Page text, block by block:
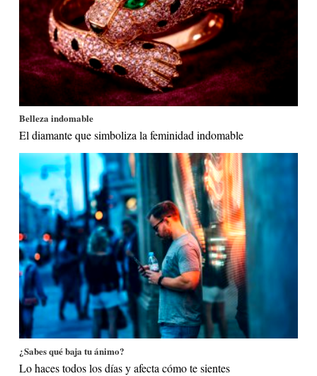
Belleza indomable
El diamante que simboliza la feminidad indomable
¿Sabes qué baja tu ánimo?
Lo haces todos los días y afecta cómo te sientes